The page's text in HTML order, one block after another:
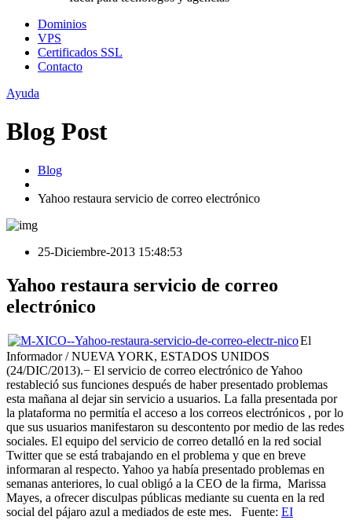
Dominios
VPS
Certificados SSL
Contacto
Ayuda
Blog Post
Blog
Yahoo restaura servicio de correo electrónico
25-Diciembre-2013 15:48:53
Yahoo restaura servicio de correo
electrónico
El
Informador / NUEVA YORK, ESTADOS UNIDOS
(24/DIC/2013).− El servicio de correo electrónico de Yahoo
restableció sus funciones después de haber presentado problemas
esta mañana al dejar sin servicio a usuarios. La falla presentada por
la plataforma no permitía el acceso a los correos electrónicos , por lo
que sus usuarios manifestaron su descontento por medio de las redes
sociales. El equipo del servicio de correo detalló en la red social
Twitter que se está trabajando en el problema y que en breve
informaran al respecto. Yahoo ya había presentado problemas en
semanas anteriores, lo cual obligó a la CEO de la firma, Marissa
Mayes, a ofrecer disculpas públicas mediante su cuenta en la red
social del pájaro azul a mediados de este mes. Fuente: EI